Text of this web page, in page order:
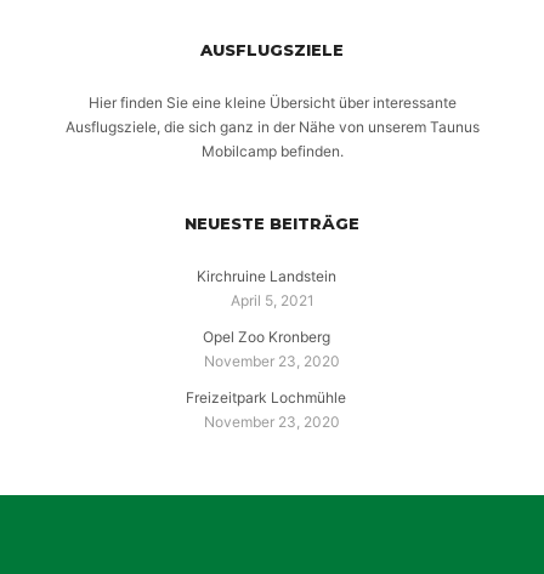
AUSFLUGSZIELE
Hier finden Sie eine kleine Übersicht über interessante
Ausflugsziele, die sich ganz in der Nähe von unserem Taunus
Mobilcamp befinden.
NEUESTE BEITRÄGE
Kirchruine Landstein
April 5, 2021
Opel Zoo Kronberg
November 23, 2020
Freizeitpark Lochmühle
November 23, 2020